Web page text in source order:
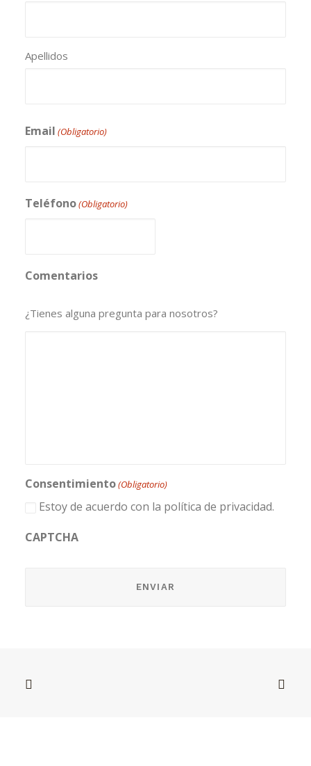
Apellidos
Email (Obligatorio)
Teléfono(Obligatorio)
Comentarios
¿Tienes alguna pregunta para nosotros?
Consentimiento(Obligatorio)
Estoy de acuerdo con la política de privacidad.
CAPTCHA